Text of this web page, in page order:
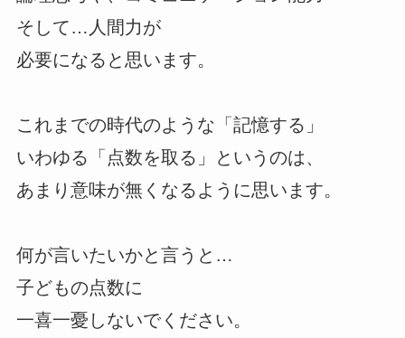
そして…人間力が
必要になると思います。
これまでの時代のような「記憶する」
いわゆる「点数を取る」というのは、
あまり意味が無くなるように思います。
何が言いたいかと言うと…
子どもの点数に
一喜一憂しないでください。